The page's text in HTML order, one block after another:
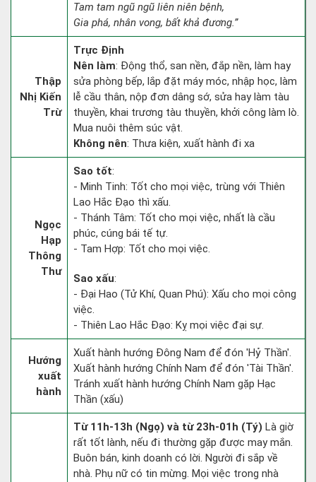
Tam tam ngũ ngũ liên niên bệnh,
Gia phá, nhân vong, bất khả đương.”
Thập
Nhị Kiến
Trừ
Trực Định
Nên làm: Động thổ, san nền, đắp nền, làm hay
sửa phòng bếp, lắp đặt máy móc, nhập học, làm
lễ cầu thân, nộp đơn dâng sớ, sửa hay làm tàu
thuyền, khai trương tàu thuyền, khởi công làm lò.
Mua nuôi thêm súc vật.
Không nên: Thưa kiện, xuất hành đi xa
Ngọc
Hạp
Thông
Thư
Sao tốt:
- Minh Tinh: Tốt cho mọi việc, trùng với Thiên
Lao Hắc Đạo thì xấu.
- Thánh Tâm: Tốt cho mọi việc, nhất là cầu
phúc, cúng bái tế tự.
- Tam Hợp: Tốt cho mọi việc.
Sao xấu:
- Đại Hao (Tử Khí, Quan Phú): Xấu cho mọi công
việc.
- Thiên Lao Hắc Đạo: Kỵ mọi việc đại sự.
Hướng
xuất
hành
Xuất hành hướng Đông Nam để đón 'Hỷ Thần'.
Xuất hành hướng Chính Nam để đón 'Tài Thần'.
Tránh xuất hành hướng Chính Nam gặp Hạc
Thần (xấu)
Từ 11h-13h (Ngọ) và từ 23h-01h (Tý) Là giờ
rất tốt lành, nếu đi thường gặp được may mắn.
Buôn bán, kinh doanh có lời. Người đi sắp về
nhà. Phụ nữ có tin mừng. Mọi việc trong nhà